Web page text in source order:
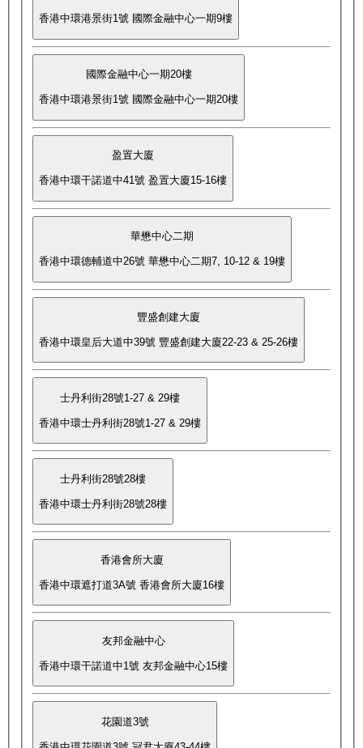
香港中環港景街1號 國際金融中心一期9樓
國際金融中心一期20樓
香港中環港景街1號 國際金融中心一期20樓
盈置大廈
香港中環干諾道中41號 盈置大廈15-16樓
華懋中心二期
香港中環德輔道中26號 華懋中心二期7, 10-12 & 19樓
豐盛創建大廈
香港中環皇后大道中39號 豐盛創建大廈22-23 & 25-26樓
士丹利街28號1-27 & 29樓
香港中環士丹利街28號1-27 & 29樓
士丹利街28號28樓
香港中環士丹利街28號28樓
香港會所大廈
香港中環遮打道3A號 香港會所大廈16樓
友邦金融中心
香港中環干諾道中1號 友邦金融中心15樓
花園道3號